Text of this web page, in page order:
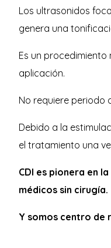
Los ultrasonidos
genera una
Es un
aplicación.
No requiere periodo
Debido a la
el tratamiento una
CDI es pionera en
médicos sin cirugía.
Y somos centro de